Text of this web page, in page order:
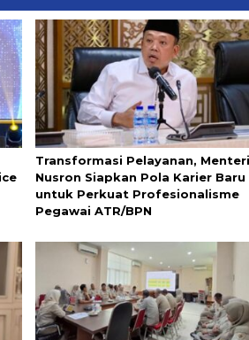
Transformasi Pelayanan, Menteri
Nusron Siapkan Pola Karier Baru
untuk Perkuat Profesionalisme
Pegawai ATR/BPN